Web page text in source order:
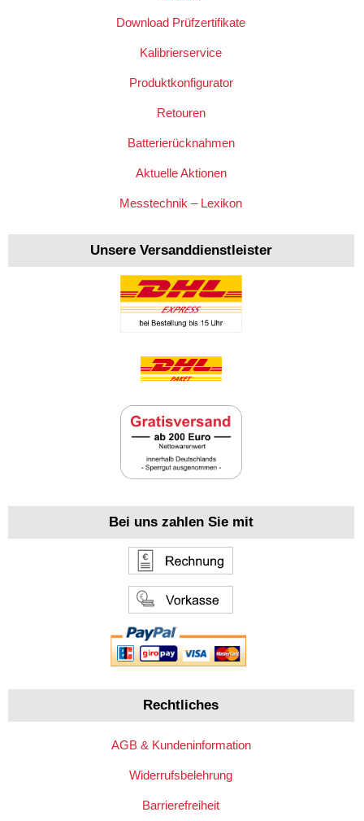
Download Prüfzertifikate
Kalibrierservice
Produktkonfigurator
Retouren
Batterierücknahmen
Aktuelle Aktionen
Messtechnik – Lexikon
Unsere Versanddienstleister
Bei uns zahlen Sie mit
Rechtliches
AGB & Kundeninformation
Widerrufsbelehrung
Barrierefreiheit